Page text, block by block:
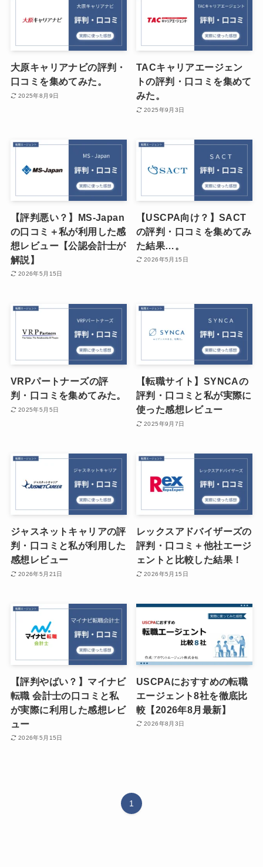
大原キャリアナビの評判・
口コミを集めてみた。
2025年8月9日
TACキャリアエージェン
トの評判・口コミを集めて
みた。
2025年9月3日
【評判悪い？】MS-Japan
の口コミ＋私が利用した感
想レビュー【公認会計士が
解説】
2026年5月15日
【USCPA向け？】SACT
の評判・口コミを集めてみ
た結果…。
2026年5月15日
VRPパートナーズの評
判・口コミを集めてみた。
2025年5月5日
【転職サイト】SYNCAの
評判・口コミと私が実際に
使った感想レビュー
2025年9月7日
ジャスネットキャリアの評
判・口コミと私が利用した
感想レビュー
2026年5月21日
レックスアドバイザーズの
評判・口コミ＋他社エージ
ェントと比較した結果！
2026年5月15日
【評判やばい？】マイナビ
転職 会計士の口コミと私
が実際に利用した感想レビ
ュー
2026年5月15日
USCPAにおすすめの転職
エージェント8社を徹底比
較【2026年8月最新】
2026年8月3日
1